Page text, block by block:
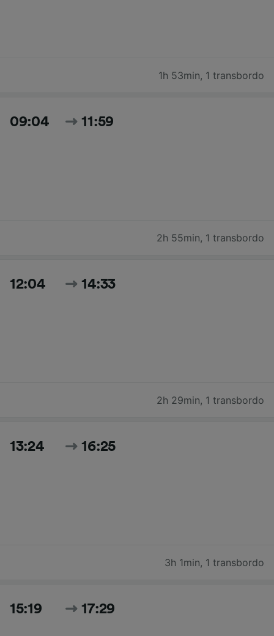
1h 53min, 1 transbordo
09:04 11:59
2h 55min, 1 transbordo
12:04 14:33
2h 29min, 1 transbordo
13:24 16:25
3h 1min, 1 transbordo
15:19 17:29